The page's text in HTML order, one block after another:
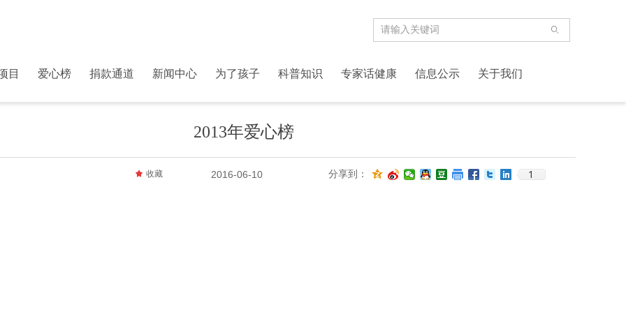
目 爱心榜 捐款通道 新闻中心 为了孩子 科普知识 专家话健康 信息公示 关于我们
ꄠ
2013年爱心榜
2016-06-10
끄 收藏 分享到： 1